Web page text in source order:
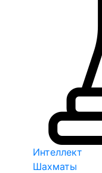
Интеллект
Шахматы